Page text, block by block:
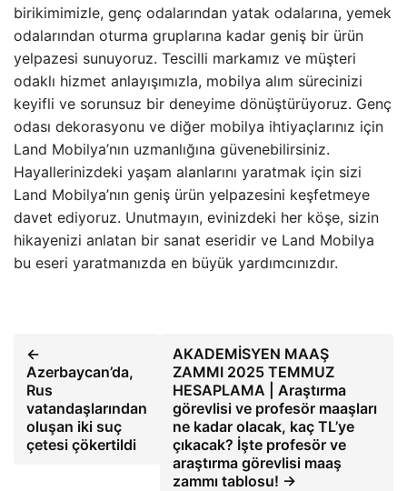
birikimimizle, genç odalarından yatak odalarına, yemek
odalarından oturma gruplarına kadar geniş bir ürün
yelpazesi sunuyoruz. Tescilli markamız ve müşteri
odaklı hizmet anlayışımızla, mobilya alım sürecinizi
keyifli ve sorunsuz bir deneyime dönüştürüyoruz. Genç
odası dekorasyonu ve diğer mobilya ihtiyaçlarınız için
Land Mobilya’nın uzmanlığına güvenebilirsiniz.
Hayallerinizdeki yaşam alanlarını yaratmak için sizi
Land Mobilya’nın geniş ürün yelpazesini keşfetmeye
davet ediyoruz. Unutmayın, evinizdeki her köşe, sizin
hikayenizi anlatan bir sanat eseridir ve Land Mobilya
bu eseri yaratmanızda en büyük yardımcınızdır.
←
Azerbaycan’da,
Rus
vatandaşlarından
oluşan iki suç
çetesi çökertildi
AKADEMİSYEN MAAŞ
ZAMMI 2025 TEMMUZ
HESAPLAMA | Araştırma
görevlisi ve profesör maaşları
ne kadar olacak, kaç TL’ye
çıkacak? İşte profesör ve
araştırma görevlisi maaş
zammı tablosu! →